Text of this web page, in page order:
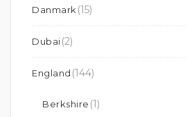
Danmark (15)
Dubai(2)
England (144)
Berkshire (1)